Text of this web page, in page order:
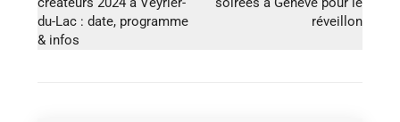
du-Lac : date, programme
& infos
réveillon